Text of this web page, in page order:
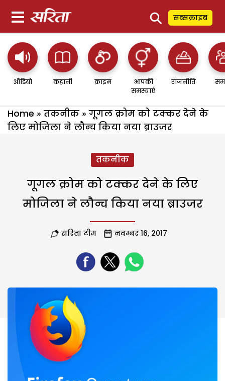
⚲ सब्सक्राइब
ऑडियो कहानी क्राइम
आपकी
समस्याएं
राजनीति
Home » तकनीक » गूगल क्रोम को टक्कर देने के
लिए मोजिला ने लौन्च किया नया ब्राउजर
तकनीक
गूगल क्रोम को टक्कर देने के लिए
मोजिला ने लौन्च किया नया ब्राउजर
सरिता टीम नवम्बर 16, 2017